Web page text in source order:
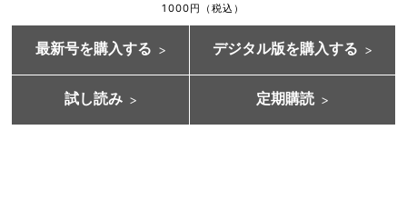
1000円（税込）
最新号を購入する デジタル版を購入する
試し読み 定期購読